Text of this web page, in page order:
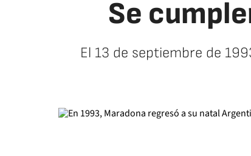
Se
El 13 de septiembre de